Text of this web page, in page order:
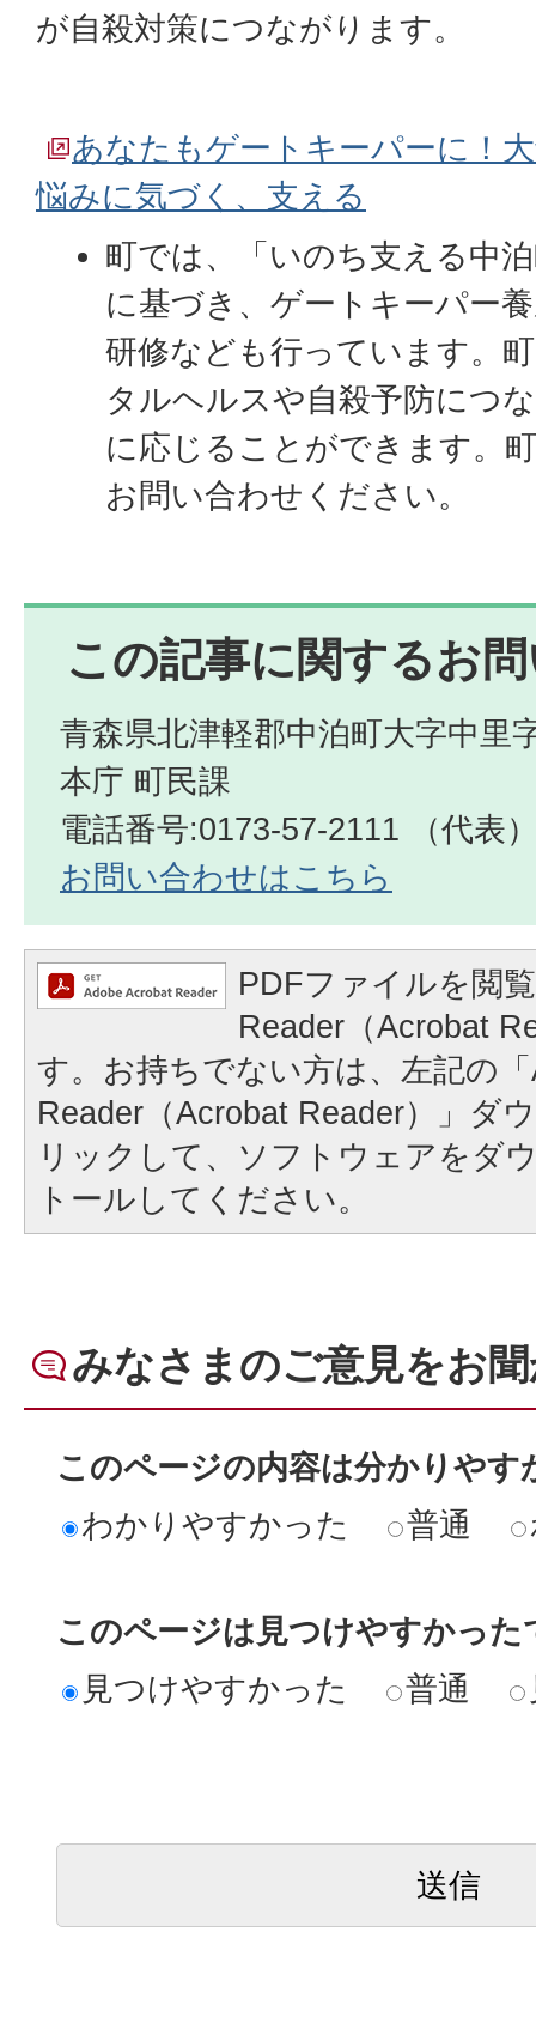
が自殺対策につながります。
あなたもゲートキーパーに！
悩みに気づく、支える
町では、「いのち支える中
に基づき、ゲートキーパー
研修なども行っています。
タルヘルスや自殺予防につ
に応じることができます。
お問い合わせください。
この記事に関するお
青森県北津軽郡中泊町大字中里
本庁 町民課
電話番号:0173-57-2111 （代表
お問い合わせはこちら
PDFファイルを閲
Reader（Acrobat
す。お持ちでない方は、左記の
Reader（Acrobat Reader）」ダ
リックして、ソフトウェアをダ
トールしてください。
みなさまのご意見をお
このページの内容は分かりやす
わかりやすかった
普通
このページは見つけやすかった
見つけやすかった
普通